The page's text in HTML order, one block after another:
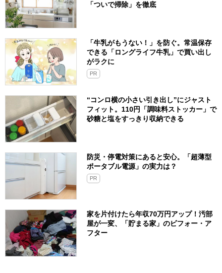
「ついで掃除」を徹底
「牛乳がもうない！」を防ぐ。常温保存
できる「ロングライフ牛乳」で買い出し
がラクに
PR
“コンロ横の小さい引き出し”にジャスト
フィット。110円「調味料ストッカー」で
砂糖と塩をすっきり収納できる
防災・停電対策にあると安心。「超薄型
ポータブル電源」の実力は？​
PR
家を片付けたら年収70万円アップ！汚部
屋が一変、「貯まる家」のビフォー・ア
フター